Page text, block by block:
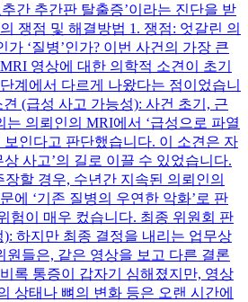
간 추간판 탈출증’이라는 진단을 받
쟁점 및 해결방법 1. 쟁점: 엇갈린 의
가 ‘질병’인가? 이번 사건의 가장 큰
영상에 대한 의학적 소견이 초기
계에서 다르게 나왔다는 점이었습니
(급성 사고 가능성): 사건 초기, 근
는 의뢰인의 MRI에서 ‘급성으로 파열
보인다고 판단했습니다. 이 소견은 자
상 사고’의 길로 이끌 수 있었습니다.
장할 경우, 수년간 지속된 의뢰인의
에 ‘기존 질병의 우연한 악화’로 판
험이 매우 컸습니다. 최종 위원회 판
): 하지만 최종 결정을 내리는 업무상
원들은, 같은 영상을 보고 다른 결론
록 통증이 갑자기 심해졌지만, 영상
상태나 뼈의 변화 등은 오랜 시간에